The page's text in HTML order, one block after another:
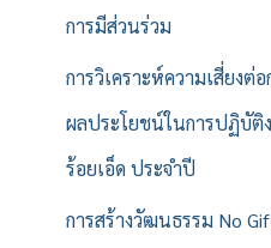
การมีส่วนร่วม
การวิเคราะห์ความเสี่ยงต่
ผลประโยชน์ในการปฏิบัติ
ร้อยเอ็ด ประจำปี
การสร้างวัฒนธรรม No